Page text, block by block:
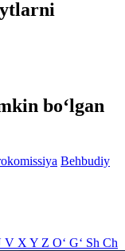
bo‘lgan
Behbudiy
V X Y Z O‘ G‘ Sh Ch